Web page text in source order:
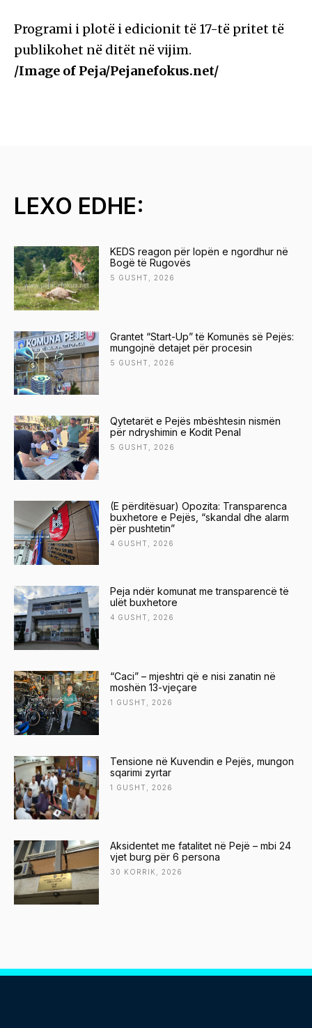
Programi i plotë i edicionit të 17-të pritet të
publikohet në ditët në vijim.
/Image of Peja/Pejanefokus.net/
LEXO EDHE:
KEDS reagon për lopën e ngordhur në
Bogë të Rugovës
5 GUSHT, 2026
Grantet “Start-Up” të Komunës së Pejës:
mungojnë detajet për procesin
5 GUSHT, 2026
Qytetarët e Pejës mbështesin nismën
për ndryshimin e Kodit Penal
5 GUSHT, 2026
(E përditësuar) Opozita: Transparenca
buxhetore e Pejës, “skandal dhe alarm
për pushtetin”
4 GUSHT, 2026
Peja ndër komunat me transparencë të
ulët buxhetore
4 GUSHT, 2026
“Caci” – mjeshtri që e nisi zanatin në
moshën 13-vjeçare
1 GUSHT, 2026
Tensione në Kuvendin e Pejës, mungon
sqarimi zyrtar
1 GUSHT, 2026
Aksidentet me fatalitet në Pejë – mbi 24
vjet burg për 6 persona
30 KORRIK, 2026